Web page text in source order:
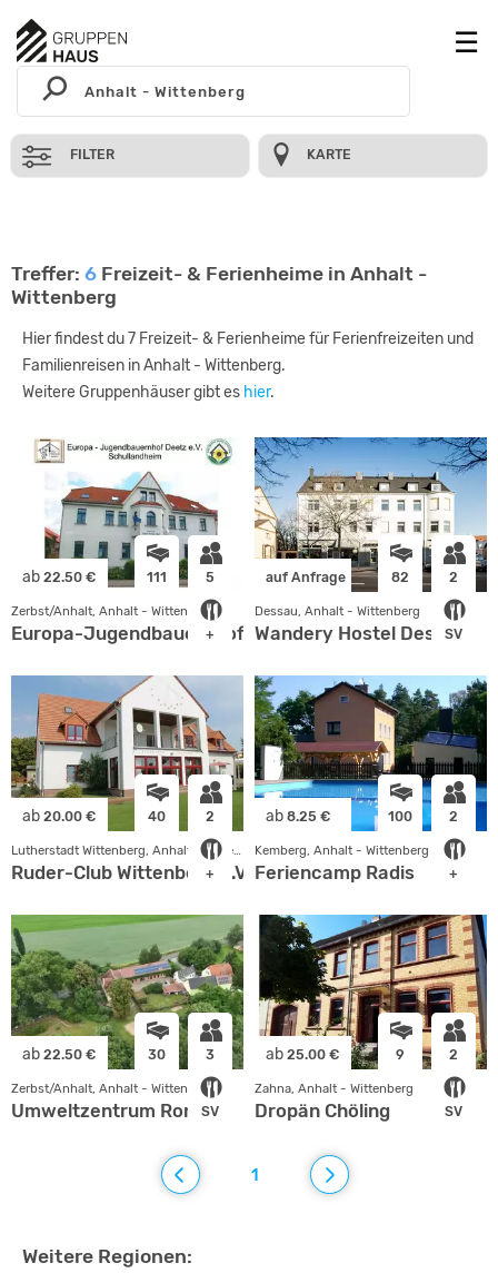
FILTER KARTE
Treffer: 6 Freizeit- & Ferienheime in Anhalt -
Wittenberg
Hier findest du 7 Freizeit- & Ferienheime für Ferienfreizeiten und
Familienreisen in Anhalt - Wittenberg.
Weitere Gruppenhäuser gibt es hier.
ab 22.50 € 111 5
+
Zerbst/Anhalt, Anhalt - Wittenberg
Europa-Jugendbauernhof Deetz e. V.
auf Anfrage 82 2
SV
Dessau, Anhalt - Wittenberg
Wandery Hostel Dessau
ab 20.00 € 40 2
+
Ruder-Club Wittenberg e.V.
ab 8.25 € 100 2
+
Kemberg, Anhalt - Wittenberg
Feriencamp Radis
ab 22.50 € 30 3
SV
Zerbst/Anhalt, Anhalt - Wittenberg
Umweltzentrum Ronney
ab 25.00 € 9 2
SV
Zahna, Anhalt - Wittenberg
Dropän Chöling
1
Weitere Regionen: